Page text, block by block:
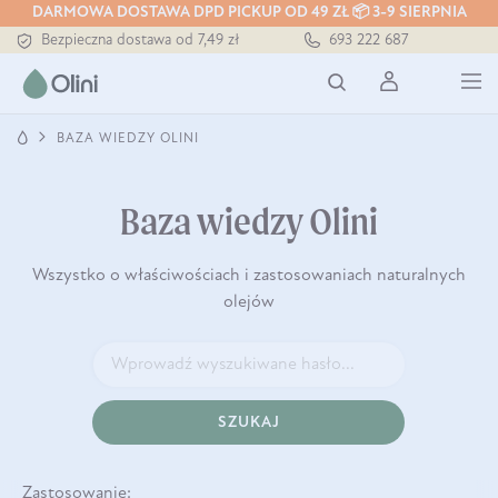
DARMOWA DOSTAWA DPD PICKUP OD 49 ZŁ 📦 3-9 SIERPNIA
Bezpieczna dostawa od 7,49 zł
Darmowa dostawa od 199 zł
Tłoczony zawsze na zimno
693 222 687
BAZA WIEDZY OLINI
Baza wiedzy Olini
Wszystko o właściwościach i zastosowaniach naturalnych
olejów
SZUKAJ
Zastosowanie: